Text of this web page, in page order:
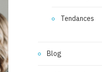
Tendances
Blog